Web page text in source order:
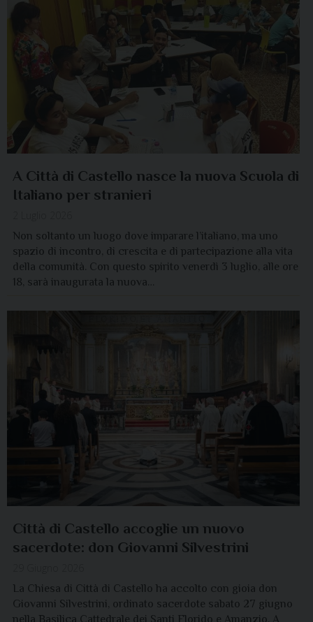
A Città di Castello nasce la nuova Scuola di
Italiano per stranieri
Non soltanto un luogo dove imparare l’italiano, ma uno
spazio di incontro, di crescita e di partecipazione alla vita
della comunità. Con questo spirito venerdì 3 luglio, alle ore
18, sarà inaugurata la nuova…
Città di Castello accoglie un nuovo
sacerdote: don Giovanni Silvestrini
La Chiesa di Città di Castello ha accolto con gioia don
Giovanni Silvestrini, ordinato sacerdote sabato 27 giugno
nella Basilica Cattedrale dei Santi Florido e Amanzio. A